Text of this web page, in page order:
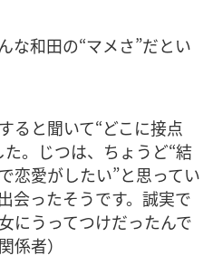
な和田の“マメさ”だとい
ると聞いて“どこに接点
。じつは、ちょうど“結
恋愛がしたい”と思ってい
会ったそうです。誠実で
にうってつけだったんで
係者）